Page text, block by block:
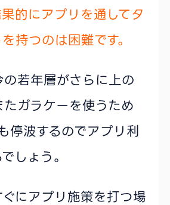
的にアプリを通してタ
持つのは困難です。
若年層がさらに上の
ガラケーを使うため
停波するのでアプリ利
しょう。
にアプリ施策を打つ場